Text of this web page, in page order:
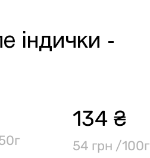
індички -
134 ₴
54 грн /100г